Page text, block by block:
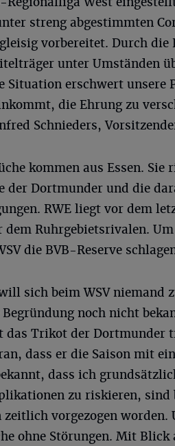
streng abgestimmten
vorbereitet. Durch
unter Umständen
Situation erschwert unsere
die Ehrung zu
Schnieders,
kommen aus Essen. Sie
der Dortmunder und die
RWE liegt vor dem
dem Ruhrgebietsrivalen.
die BVB-Reserve
sich beim WSV niemand
Begründung noch nicht
das Trikot der Dortmunder
dass er die Saison mit
dass ich
zu riskieren, sind
zeitlich vorgezogen
ohne Störungen. Mit